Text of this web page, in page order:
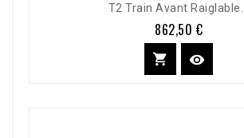
T2 Train Avant Raiglable...
Prix
862,50 €
 